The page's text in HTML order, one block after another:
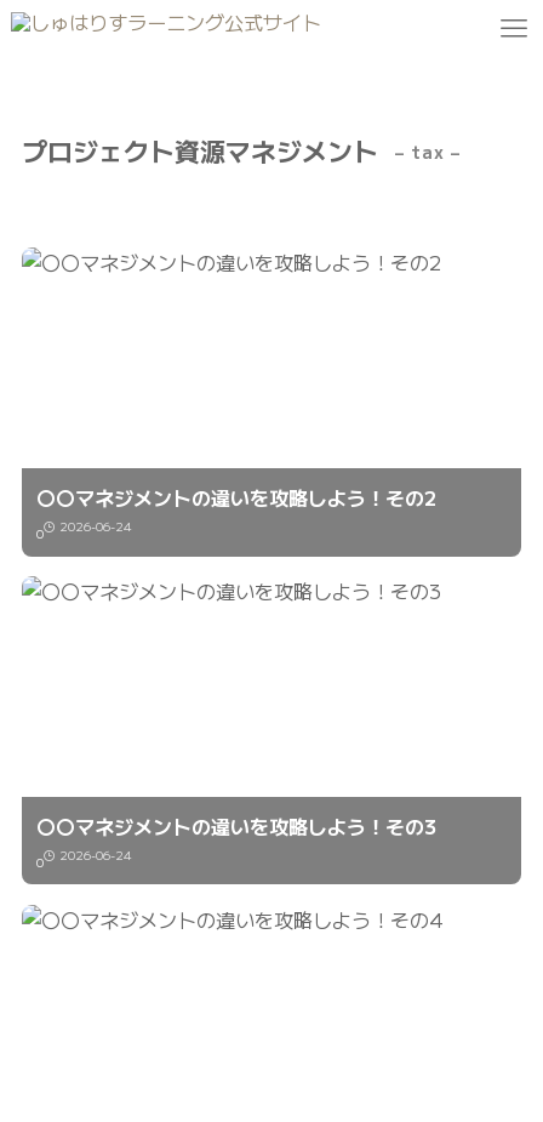
プロジェクト資源マネジメント – tax –
〇〇マネジメントの違いを攻略しよう！その2
0 2026-06-24
〇〇マネジメントの違いを攻略しよう！その3
0 2026-06-24